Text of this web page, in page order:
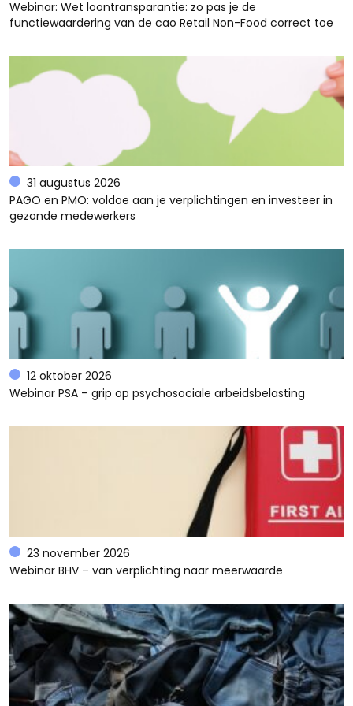
Webinar: Wet loontransparantie: zo pas je de
functiewaardering van de cao Retail Non-Food correct toe
31 augustus 2026
PAGO en PMO: voldoe aan je verplichtingen en investeer in
gezonde medewerkers
12 oktober 2026
Webinar PSA – grip op psychosociale arbeidsbelasting
23 november 2026
Webinar BHV – van verplichting naar meerwaarde